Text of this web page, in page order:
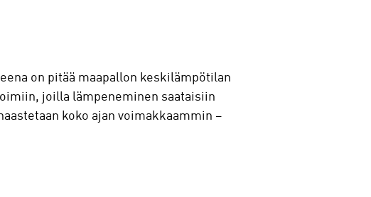
on pitää maapallon keskilämpötilan
joilla lämpeneminen saataisiin
koko ajan voimakkaammin –